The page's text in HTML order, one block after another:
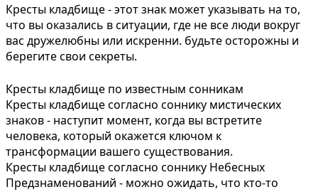
Кресты кладбище - этот знак может указывать на то,
что вы оказались в ситуации, где не все люди вокруг
вас дружелюбны или искренни. будьте осторожны и
берегите свои секреты.
Кресты кладбище по известным сонникам
Кресты кладбище согласно соннику мистических
знаков - наступит момент, когда вы встретите
человека, который окажется ключом к
трансформации вашего существования.
Кресты кладбище согласно соннику Небесных
Предзнаменований - можно ожидать, что кто-то